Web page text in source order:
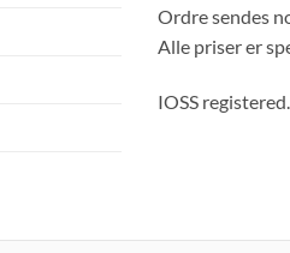
Ordre sendes
Alle priser er
IOSS registered.